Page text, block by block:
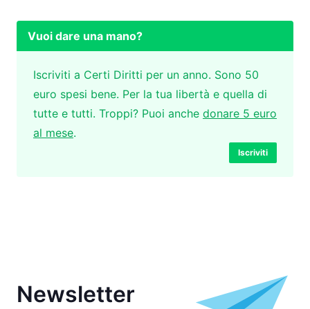
Vuoi dare una mano?
Iscriviti a Certi Diritti per un anno. Sono 50
euro spesi bene. Per la tua libertà e quella di
tutte e tutti. Troppi? Puoi anche donare 5 euro
al mese.
Iscriviti
Newsletter